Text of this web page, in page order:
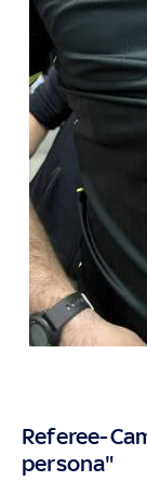
Referee-
persona"